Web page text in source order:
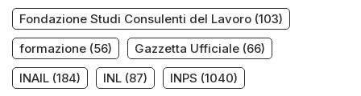
Fondazione Studi Consulenti del Lavoro (103)
formazione (56) Gazzetta Ufficiale (66)
INAIL (184) INL (87) INPS (1040)